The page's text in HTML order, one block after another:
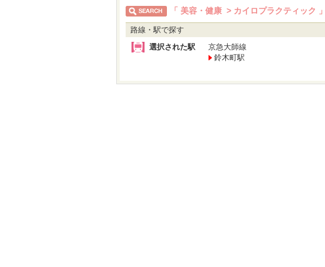
「 美容・健康 > カイロプラクティック 」
路線・駅で探す
選択された駅
京急大師線
鈴木町駅